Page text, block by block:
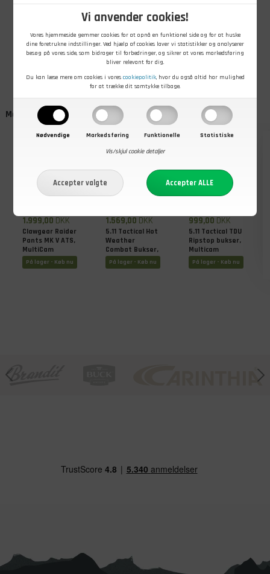
Vi anvender cookies!
Vores hjemmeside gemmer cookies for at opnå en funktionel side og for at huske
dine foretrukne indstillinger. Ved hjælp af cookies laver vi statistikker og analyserer
besøg på vores side, som bidrager til forbedringer, og sikrer at vores markedsføring
bliver relevant for dig.
Du kan læse mere om cookies i vores cookiepolitik, hvor du også altid har mulighed
for at trække dit samtykke tilbage.
Nødvendige Markedsføring Funktionelle
Statistiske
Vis/skjul cookie detaljer
Vaskes ved 30°.
Må tørretumbles ved lav varme.
Har du brug for hjælp til at finde den rigtige størrelse? Se vores
Størrelsesguide.
Måske er du også interesseret i
1.999,00 DKK
Clawgear Raider
Pants MK V ATS,
MultiCam
På lager - Køb nu
1.569,00 DKK
5.11 Tactical Hot
Weather
Combat Bukser,
MultiCam
På lager - Køb nu
999,00 DKK
5.11 Tactical TDU
Ripstop bukser,
Multicam
På lager - Køb nu